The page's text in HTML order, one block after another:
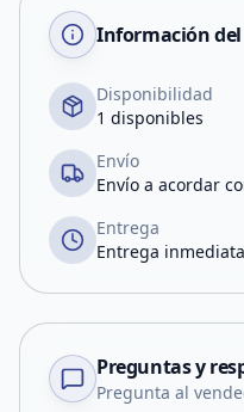
Información
Disponibilidad
1 disponibles
Envío
Envío a acordar
Entrega
Entrega inmediata
Preguntas y
Pregunta al